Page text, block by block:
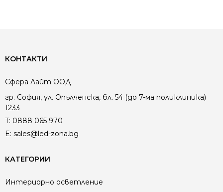
КОНТАКТИ
Сфера Лайт ООД
гр. София, ул. Опълченска, бл. 54 (до 7-ма поликлиника)
1233
T: 0888 065 970
E: sales@led-zona.bg
КАТЕГОРИИ
Интериорно осветление